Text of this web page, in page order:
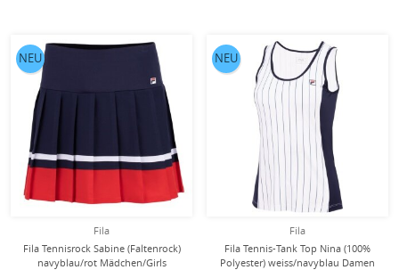
Fila
Fila Tennisrock Sabine (Faltenrock)
navyblau/rot Mädchen/Girls
NEU
Fila
Fila Tennis-Tank Top Nina (100%
Polyester) weiss/navyblau Damen
NEU